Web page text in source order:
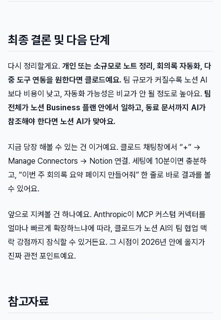
최종 결론 및 다음 단계
다시 정리할게요. 개인 또는 소규모로 노트 정리, 회의록 자동화, 다
중 도구 연동을 원한다면 클로드예요. 팀 규모가 커질수록 노션 AI
보다 비용이 낮고, 자동화 가능성은 비교가 안 될 정도로 높아요. 팀
전체가 노션 Business 플랜 안에서 일하고, 동료 문서까지 AI가
참조해야 한다면 노션 AI가 맞아요.
지금 당장 해볼 수 있는 건 이거예요. 클로드 채팅창에서 “+” →
Manage Connectors → Notion 연결. 세팅에 10분이면 충분하
고, “이번 주 회의록 요약 페이지 만들어줘” 한 줄로 바로 결과를 볼
수 있어요.
앞으로 지켜볼 건 하나예요. Anthropic이 MCP 커스텀 커넥터를
얼마나 빠르게 확장하느냐에 따라, 클로드가 노션 AI의 팀 협업 맥
락 강점까지 잠식할 수 있거든요. 그 시점이 2026년 안에 올지가
진짜 관전 포인트예요.
참고자료